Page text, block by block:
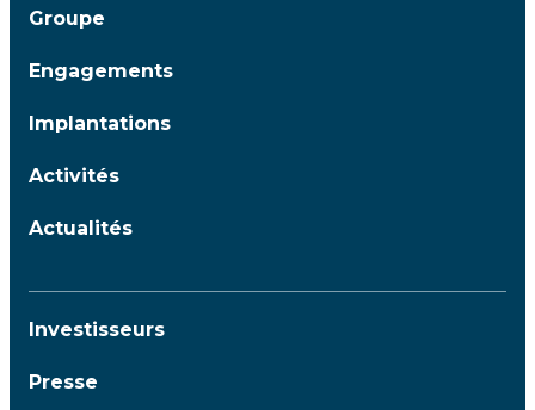
Groupe
Engagements
Implantations
Activités
Actualités
Investisseurs
Presse